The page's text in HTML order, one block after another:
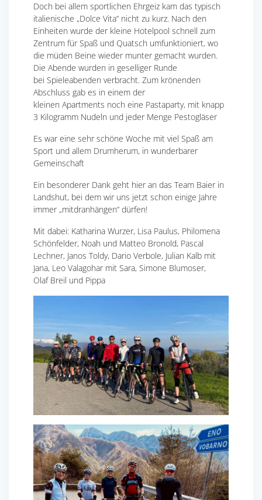
Doch bei allem sportlichen Ehrgeiz kam das typisch
italienische „Dolce Vita“ nicht zu kurz. Nach den
Einheiten wurde der kleine Hotelpool schnell zum
Zentrum für Spaß und Quatsch umfunktioniert, wo
die müden Beine wieder munter gemacht wurden.
Die Abende wurden in geselliger Runde
bei Spieleabenden verbracht. Zum krönenden
Abschluss gab es in einem der
kleinen Apartments noch eine Pastaparty, mit knapp
3 Kilogramm Nudeln und jeder Menge Pestogläser
Es war eine sehr schöne Woche mit viel Spaß am
Sport und allem Drumherum, in wunderbarer
Gemeinschaft
Ein besonderer Dank geht hier an das Team Baier in
Landshut, bei dem wir uns jetzt schon einige Jahre
immer „mitdranhängen“ dürfen!
Mit dabei: Katharina Wurzer, Lisa Paulus, Philomena
Schönfelder, Noah und Matteo Bronold, Pascal
Lechner, Janos Toldy, Dario Verbole, Julian Kalb mit
Jana, Leo Valagohar mit Sara, Simone Blumoser,
Olaf Breil und Pippa